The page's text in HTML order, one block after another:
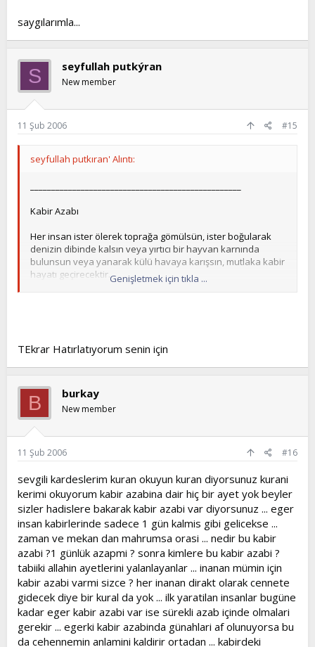
saygılarımla...
S seyfullah putkýran
New member
11 Şub 2006 #15
seyfullah putkıran' Alıntı:
Kabir Azabı
Her insan ister ölerek toprağa gömülsün, ister boğularak
denizin dibinde kalsın veya yırtıcı bir hayvan karnında
bulunsun veya yanarak külü havaya karışsın, mutlaka kabir
hayatı geçirecektir.
Kafirlerin kabir azabı, kıyamete kadar devam eder. Yalnız
Asilere gelince bunlar için kabir azabı vardır. Ancak
kıyâmete kadar devam etmez. Cuma günleri kalkar. Hatta
cuma gecesi ölen asi, bir saat kabir azabı görür.
Resulullah (a.s) buyuruyor:
* Kabir ahiret menzillerinin birinci menzilidir. Kişi ondan
kurtulamazsa ondan sonrakiler bundan daha zordur, daha
şediddir.
* Kabir azabı haktır. Onlar kabirde azap çekerler, onların
azabını hayvanlar işitir.
* Kabir ya Cennet bahçelerinden bir bahçedir veya
Cehennem çukurlarından bir çukurdur.
* Manzaraların hiçbiri kabir kadar korkutucu ve ürkütücü
değildi!.
Resulullah (a.s) bir mezarlıktan geçerken, iki mezardaki
ölünün bazı küçük şeylerden dolayı azap çekmekte
olduklarını gördü. Bu iki mezardaki ölülerden biri hayatında
laf taşıyıcılık yapıyor, diğeri ise idrardan sakınmıyordu.
Bunun üzerine Resulullah (a.s) yaş bir dal almış, ortadan
Genişletmek için tıkla ...
TEkrar Hatırlatıyorum senin için
B burkay
New member
11 Şub 2006 #16
sevgili kardeslerim kuran okuyun kuran diyorsunuz kurani
kerimi okuyorum kabir azabina dair hiç bir ayet yok beyler
sizler hadislere bakarak kabir azabi var diyorsunuz ... eger
insan kabirlerinde sadece 1 gün kalmis gibi gelicekse ...
zaman ve mekan dan mahrumsa orasi ... nedir bu kabir
azabi ?1 günlük azapmi ? sonra kimlere bu kabir azabi ?
tabiiki allahin ayetlerini yalanlayanlar ... inanan mümin için
kabir azabi varmi sizce ? her inanan dirakt olarak cennete
gidecek diye bir kural da yok ... ilk yaratilan insanlar bugüne
kadar eger kabir azabi var ise sürekli azab içinde olmalari
gerekir ... egerki kabir azabinda günahlari af olunuyorsa bu
da cehennemin anlamini kaldirir ortadan ... kabirdeki